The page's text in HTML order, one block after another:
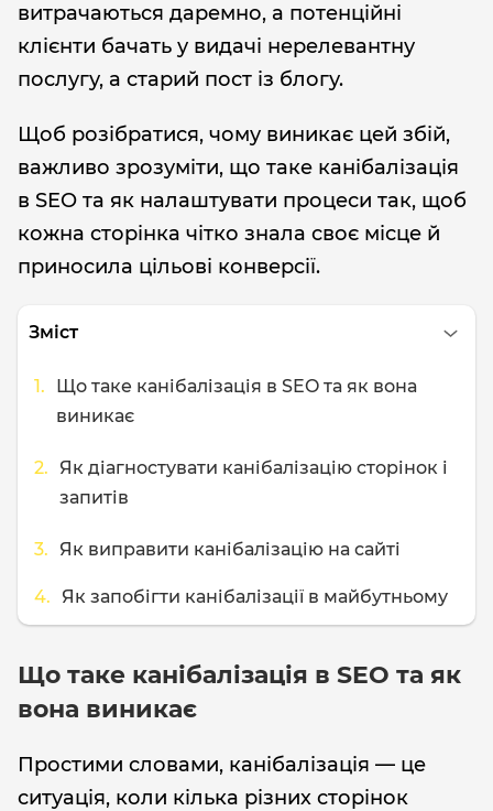
витрачаються даремно, а потенційні
клієнти бачать у видачі нерелевантну
послугу, а старий пост із блогу.
Щоб розібратися, чому виникає цей збій,
важливо зрозуміти, що таке канібалізація
в SEO та як налаштувати процеси так, щоб
кожна сторінка чітко знала своє місце й
приносила цільові конверсії.
Зміст
Що таке канібалізація в SEO та як вона
виникає
Як діагностувати канібалізацію сторінок і
запитів
Як виправити канібалізацію на сайті
Як запобігти канібалізації в майбутньому
Що таке канібалізація в SEO та як
вона виникає
Простими словами, канібалізація — це
ситуація, коли кілька різних сторінок